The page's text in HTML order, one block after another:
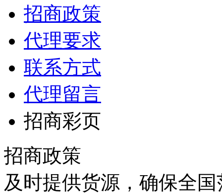
招商政策
代理要求
联系方式
代理留言
招商彩页
招商政策
及时提供货源，确保全